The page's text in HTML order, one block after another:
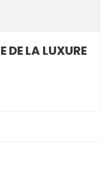
DE LA LUXURE